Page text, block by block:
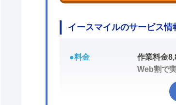
イースマイルのサービス情
●料金
作業料金
Web割で